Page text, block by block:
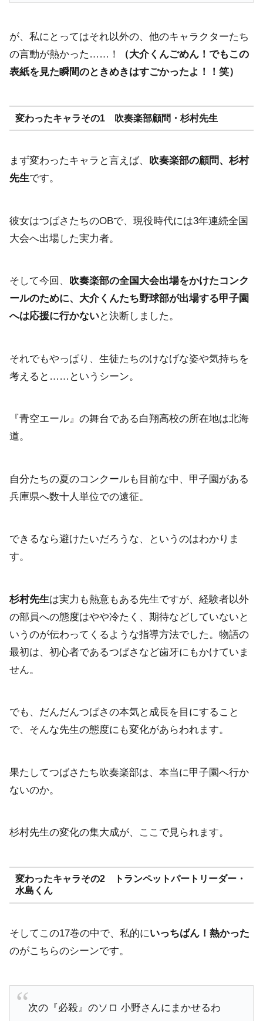
が、私にとってはそれ以外の、他のキャラクターたち
の言動が熱かった……！
（大介くんごめん！でもこの
表紙を見た瞬間のときめきはすごかったよ！！笑）
変わったキャラその1 吹奏楽部顧問・杉村先生
まず変わったキャラと言えば、
吹奏楽部の顧問、杉村
先生です。
彼女はつばさたちのOBで、現役時代には3年連続全国
大会へ出場した実力者。
そして今回、
吹奏楽部の全国大会出場をかけたコンク
ールのために、大介くんたち野球部が出場する甲子園
へは応援に行かないと決断しました。
それでもやっぱり、生徒たちのけなげな姿や気持ちを
考えると……というシーン。
『青空エール』の舞台である白翔高校の所在地は北海
道。
自分たちの夏のコンクールも目前な中、甲子園がある
兵庫県へ数十人単位での遠征。
できるなら避けたいだろうな、というのはわかりま
す。
杉村先生は実力も熱意もある先生ですが、経験者以外
の部員への態度はやや冷たく、期待などしていないと
いうのが伝わってくるような指導方法でした。物語の
最初は、初心者であるつばさなど歯牙にもかけていま
せん。
でも、だんだんつばさの本気と成長を目にすること
で、そんな先生の態度にも変化があらわれます。
果たしてつばさたち吹奏楽部は、本当に甲子園へ行か
ないのか。
杉村先生の変化の集大成が、ここで見られます。
変わったキャラその2 トランペットパートリーダー・
水島くん
そしてこの17巻の中で、私的にいっちばん！熱かった
のがこちらのシーンです。
次の『必殺』のソロ 小野さんにまかせるわ